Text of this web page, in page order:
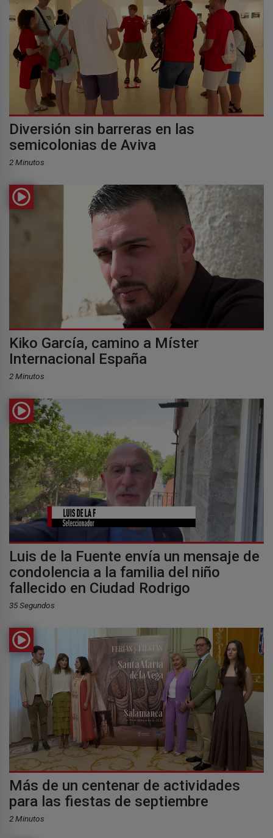
Diversión sin barreras en las
semicolonias de Aviva
2 Minutos
Kiko García, camino a Míster
Internacional España
2 Minutos
Luis de la Fuente envía un mensaje de
condolencia a la familia del niño
fallecido en Ciudad Rodrigo
35 Segundos
Más de un centenar de actividades
para las fiestas de septiembre
2 Minutos